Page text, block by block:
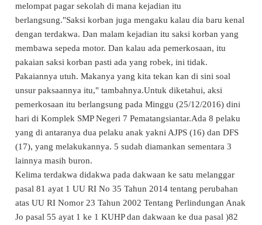
melompat pagar sekolah di mana kejadian itu
berlangsung."Saksi korban juga mengaku kalau dia baru kenal
dengan terdakwa. Dan malam kejadian itu saksi korban yang
membawa sepeda motor. Dan kalau ada pemerkosaan, itu
pakaian saksi korban pasti ada yang robek, ini tidak.
Pakaiannya utuh. Makanya yang kita tekan kan di sini soal
unsur paksaannya itu," tambahnya.Untuk diketahui, aksi
pemerkosaan itu berlangsung pada Minggu (25/12/2016) dini
hari di Komplek SMP Negeri 7 Pematangsiantar.Ada 8 pelaku
yang di antaranya dua pelaku anak yakni AJPS (16) dan DFS
(17), yang melakukannya. 5 sudah diamankan sementara 3
lainnya masih buron.
Kelima terdakwa didakwa pada dakwaan ke satu melanggar
pasal 81 ayat 1 UU RI No 35 Tahun 2014 tentang perubahan
atas UU RI Nomor 23 Tahun 2002 Tentang Perlindungan Anak
Jo pasal 55 ayat 1 ke 1 KUHP dan dakwaan ke dua pasal )82